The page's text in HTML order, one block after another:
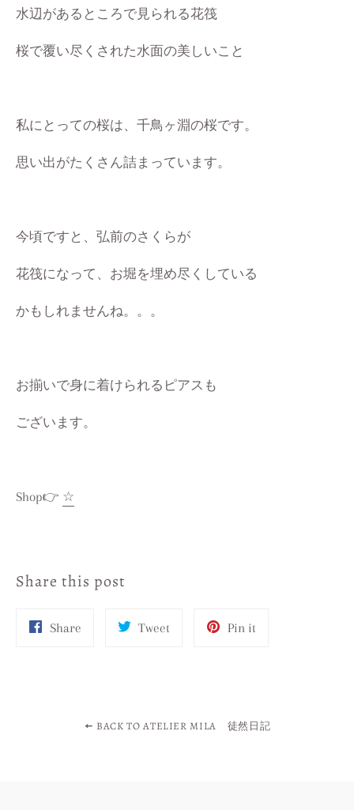
水辺があるところで見られる花筏
桜で覆い尽くされた水面の美しいこと
私にとっての桜は、千鳥ヶ淵の桜です。
思い出がたくさん詰まっています。
今頃ですと、弘前のさくらが
花筏になって、お堀を埋め尽くしている
かもしれませんね。。。
お揃いで身に着けられるピアスも
ございます。
Shop👉 ☆
Share this post
Share Tweet Pin it
BACK TO ATELIER MILA 徒然日記